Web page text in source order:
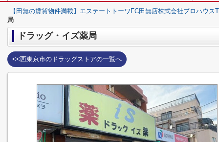
【田無の賃貸物件満載】エステートトーワFC田無店株式会社プロハウス
局
ドラッグ・イズ薬局
<<西東京市のドラッグストアの一覧へ